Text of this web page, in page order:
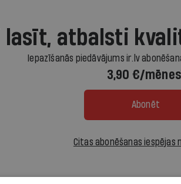
lasīt, atbalsti
Iepazīšanās piedāvājums ir.lv
3,90 €/
Abonēt
Citas abonēšanas iespējas